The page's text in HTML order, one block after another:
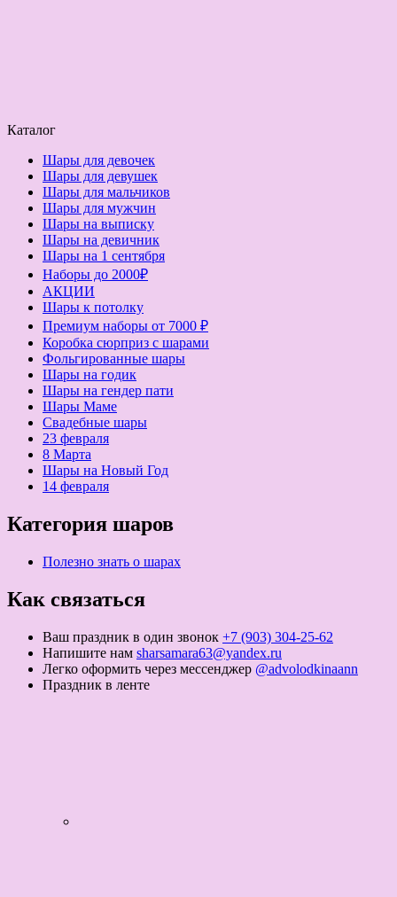
Каталог
Шары для девочек
Шары для девушек
Шары для мальчиков
Шары для мужчин
Шары на выписку
Шары на девичник
Шары на 1 сентября
Наборы до 2000₽
АКЦИИ
Шары к потолку
Премиум наборы от 7000 ₽
Коробка сюрприз с шарами
Фольгированные шары
Шары на годик
Шары на гендер пати
Шары Маме
Свадебные шары
23 февраля
8 Марта
Шары на Новый Год
14 февраля
Категория шаров
Полезно знать о шарах
Как связаться
Ваш праздник в один звонок +7 (903) 304-25-62
Напишите нам sharsamara63@yandex.ru
Легко оформить через мессенджер @advolodkinaann
Праздник в ленте